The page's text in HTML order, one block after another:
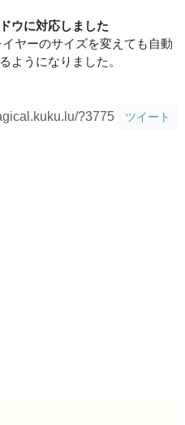
ウに対応しました
ヤーのサイズを変えても自動
ようになりました。
?3775 ツイート